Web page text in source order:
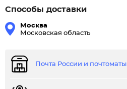
Способы доставки
Москва
Московская область
Почта России и почтоматы